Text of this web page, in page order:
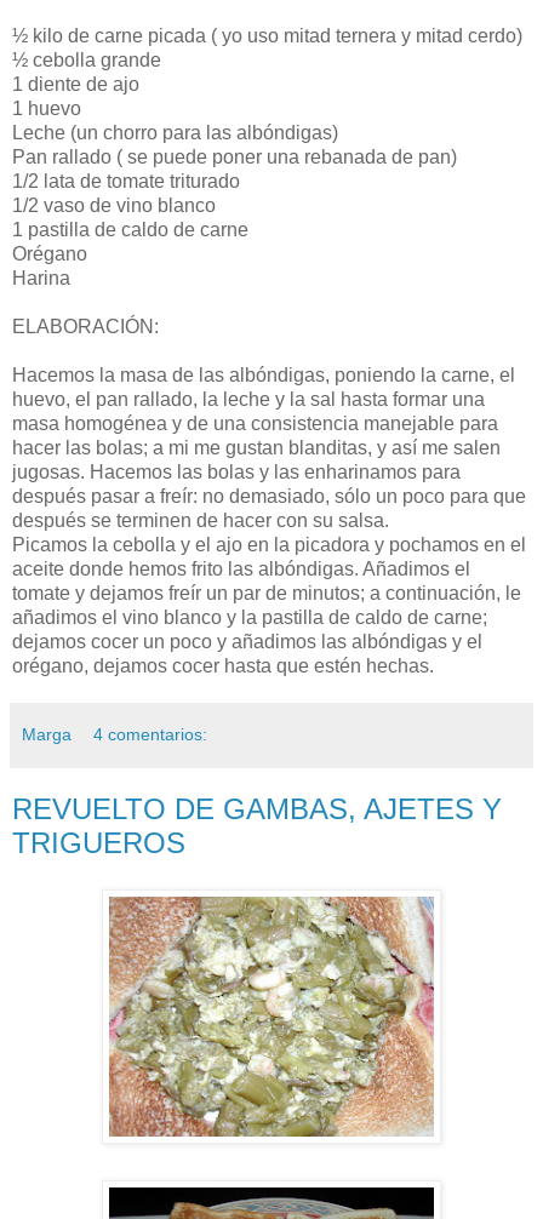
½ kilo de carne picada ( yo uso mitad ternera y mitad cerdo)
½ cebolla grande
1 diente de ajo
1 huevo
Leche (un chorro para las albóndigas)
Pan rallado ( se puede poner una rebanada de pan)
1/2 lata de tomate triturado
1/2 vaso de vino blanco
1 pastilla de caldo de carne
Orégano
Harina
ELABORACIÓN:
Hacemos la masa de las albóndigas, poniendo la carne, el
huevo, el pan rallado, la leche y la sal hasta formar una
masa homogénea y de una consistencia manejable para
hacer las bolas; a mi me gustan blanditas, y así me salen
jugosas. Hacemos las bolas y las enharinamos para
después pasar a freír: no demasiado, sólo un poco para que
después se terminen de hacer con su salsa.
Picamos la cebolla y el ajo en la picadora y pochamos en el
aceite donde hemos frito las albóndigas. Añadimos el
tomate y dejamos freír un par de minutos; a continuación, le
añadimos el vino blanco y la pastilla de caldo de carne;
dejamos cocer un poco y añadimos las albóndigas y el
orégano, dejamos cocer hasta que estén hechas.
Marga 4 comentarios:
REVUELTO DE GAMBAS, AJETES Y
TRIGUEROS